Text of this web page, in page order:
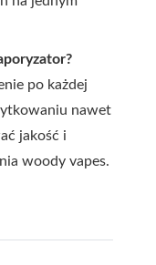
po każdej
nawet
jakość i
woody vapes.